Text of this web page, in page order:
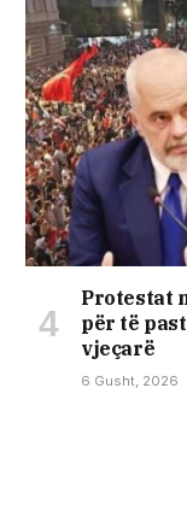
Protestat
për të
vjeçarë
6 Gusht, 2026